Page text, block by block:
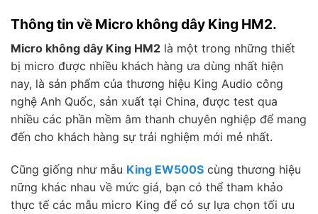
Thông tin về Micro không dây King HM2.
Micro không dây King HM2 là một trong những thiết
bị micro được nhiều khách hàng ưa dùng nhất hiện
nay, là sản phẩm của thương hiệu King Audio công
nghệ Anh Quốc, sản xuất tại China, được test qua
nhiều các phần mềm âm thanh chuyên nghiệp để mang
đến cho khách hàng sự trải nghiệm mới mẻ nhất.
Cũng giống như mẫu King EW500S cùng thương hiệu
nững khác nhau về mức giá, bạn có thể tham khảo
thực tế các mẫu micro King để có sự lựa chọn tối ưu